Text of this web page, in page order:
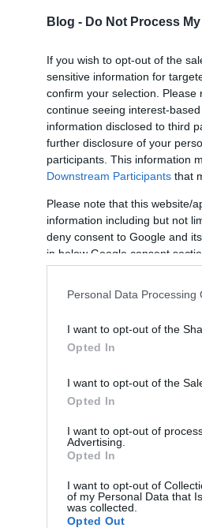
Blog - Do Not Process
If you wish to opt-out of the
sensitive information for
confirm your selection.
continue seeing interest-
information disclosed to third
further disclosure of your
participants. This information
Downstream Participants that
Please note that this website/
information including but not
deny consent to Google and
in below Google consent
Personal Data Processing
I want to opt-out of the
Opted In
I want to opt-out of the
Opted In
I want to opt-out of
Advertising.
Opted In
I want to opt-out of
of my Personal Data that
was collected.
Opted Out